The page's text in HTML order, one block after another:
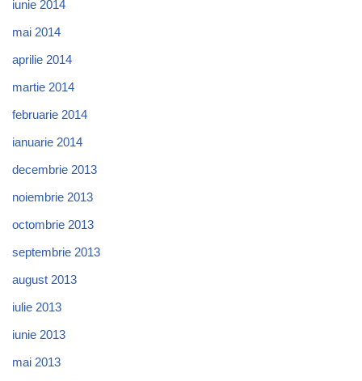
iunie 2014
mai 2014
aprilie 2014
martie 2014
februarie 2014
ianuarie 2014
decembrie 2013
noiembrie 2013
octombrie 2013
septembrie 2013
august 2013
iulie 2013
iunie 2013
mai 2013